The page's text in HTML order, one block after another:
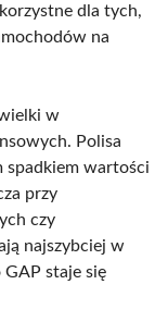
dla tych,
na
w
Polisa
spadkiem wartości
przy
czy
najszybciej w
staje się